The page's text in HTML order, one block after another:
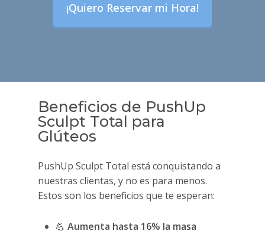
¡Quiero Reservar mi Hora!
Beneficios de PushUp
Sculpt Total para
Glúteos
PushUp Sculpt Total está conquistando a
nuestras clientas, y no es para menos.
Estos son los beneficios que te esperan:
💪Aumenta hasta 16% la masa